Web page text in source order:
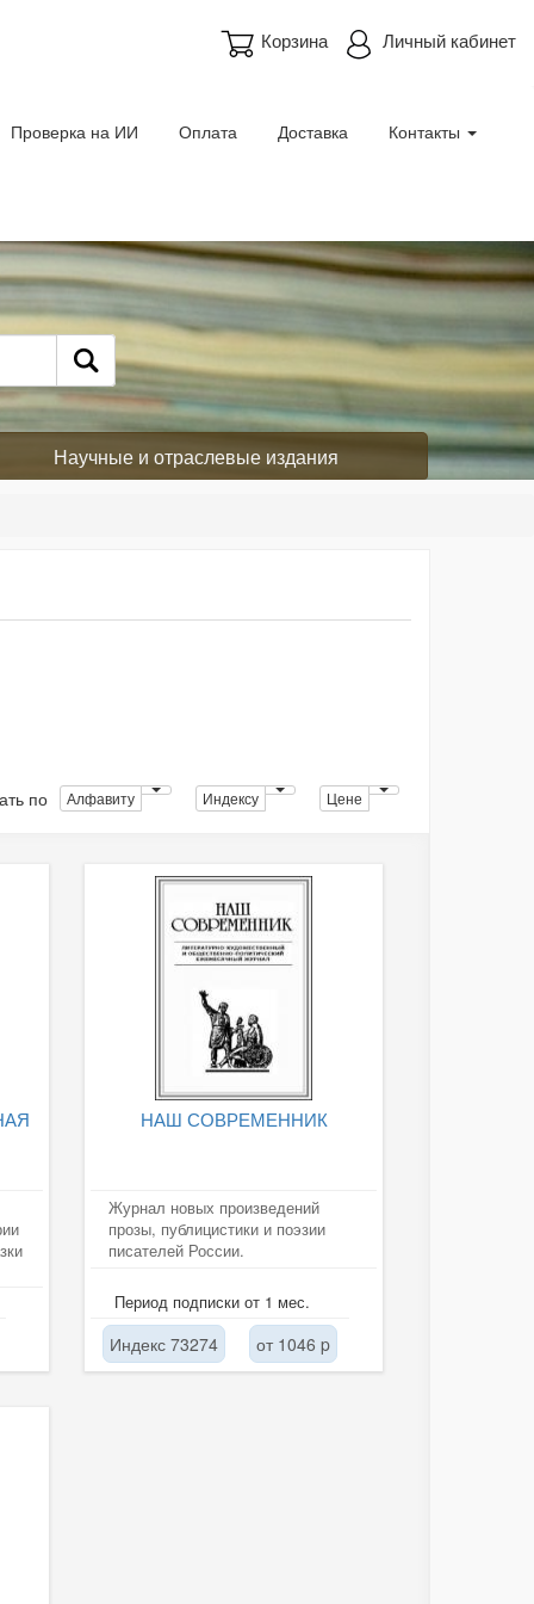
Личный кабинет
Корзина
Проверка на ИИ Оплата Доставка Контакты
Научные и отраслевые издания
по Алфавиту Индексу Цене
НАШ СОВРЕМЕННИК
Журнал новых произведений
прозы, публицистики и поэзии
писателей России.
Период подписки от 1 мес.
Индекс 73274 от 1046 p